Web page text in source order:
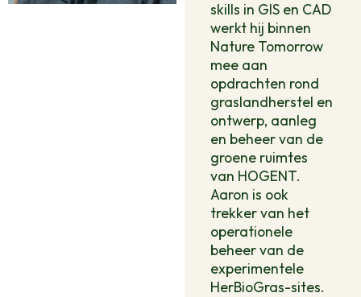
skills in GIS en CAD
werkt hij binnen
Nature Tomorrow
mee aan
opdrachten rond
graslandherstel en
ontwerp, aanleg
en beheer van de
groene ruimtes
van HOGENT.
Aaron is ook
trekker van het
operationele
beheer van de
experimentele
HerBioGras-sites.